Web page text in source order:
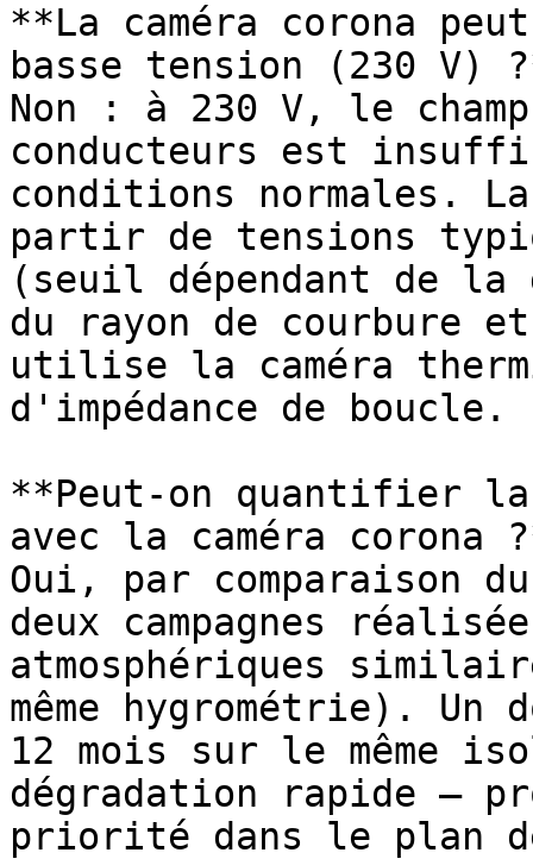
**La caméra corona
basse tension (230 V)
Non : à 230 V, le
conducteurs est
conditions normales.
partir de tensions
(seuil dépendant de la
du rayon de courbure
utilise la caméra
d'impédance de boucle.
**Peut-on quantifier
avec la caméra corona
Oui, par comparaison
deux campagnes
atmosphériques
même hygrométrie). Un
12 mois sur le même
dégradation rapide —
priorité dans le plan